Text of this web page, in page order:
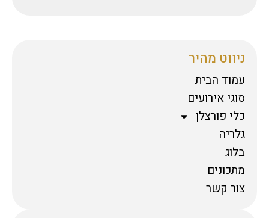
ניווט מהיר
עמוד הבית
סוגי אירועים
כלי פורצלן
גלריה
בלוג
מתכונים
צור קשר